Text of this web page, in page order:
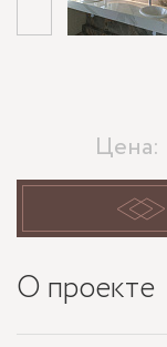
Цена:
О проекте